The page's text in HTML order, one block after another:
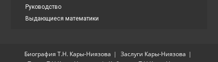
Руководство
Выдающиеся математики
Биография Т.Н. Кары-Ниязова
Заслуги Кары-Ниязова